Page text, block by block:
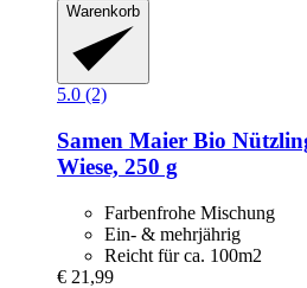
Warenkorb
5.0 (2)
Samen Maier Bio
Wiese, 250 g
Farbenfrohe Mischung
Ein- & mehrjährig
Reicht für ca. 100m2
€ 21,99